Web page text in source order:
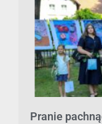
Pranie